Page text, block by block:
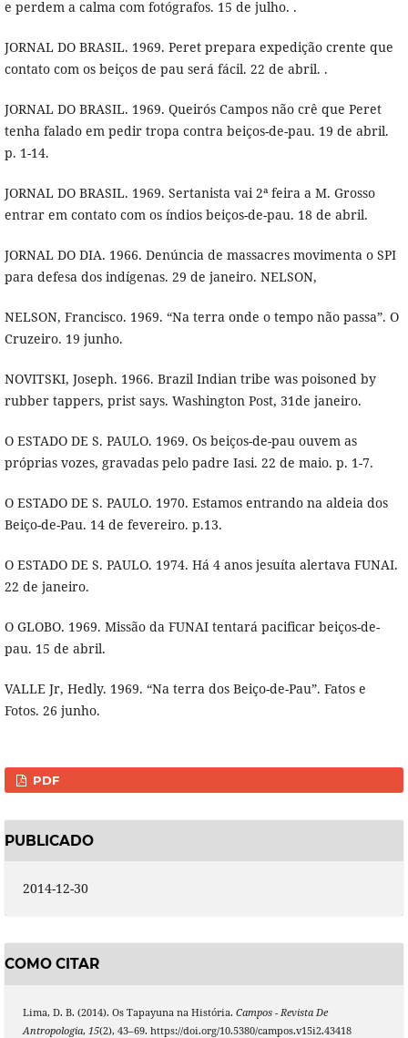
e perdem a calma com fotógrafos. 15 de julho. .
JORNAL DO BRASIL. 1969. Peret prepara expedição crente que
contato com os beiços de pau será fácil. 22 de abril. .
JORNAL DO BRASIL. 1969. Queirós Campos não crê que Peret
tenha falado em pedir tropa contra beiços-de-pau. 19 de abril.
p. 1-14.
JORNAL DO BRASIL. 1969. Sertanista vai 2ª feira a M. Grosso
entrar em contato com os índios beiços-de-pau. 18 de abril.
JORNAL DO DIA. 1966. Denúncia de massacres movimenta o SPI
para defesa dos indígenas. 29 de janeiro. NELSON,
NELSON, Francisco. 1969. “Na terra onde o tempo não passa”. O
Cruzeiro. 19 junho.
NOVITSKI, Joseph. 1966. Brazil Indian tribe was poisoned by
rubber tappers, prist says. Washington Post, 31de janeiro.
O ESTADO DE S. PAULO. 1969. Os beiços-de-pau ouvem as
próprias vozes, gravadas pelo padre Iasi. 22 de maio. p. 1-7.
O ESTADO DE S. PAULO. 1970. Estamos entrando na aldeia dos
Beiço-de-Pau. 14 de fevereiro. p.13.
O ESTADO DE S. PAULO. 1974. Há 4 anos jesuíta alertava FUNAI.
22 de janeiro.
O GLOBO. 1969. Missão da FUNAI tentará pacificar beiços-de-
pau. 15 de abril.
VALLE Jr, Hedly. 1969. “Na terra dos Beiço-de-Pau”. Fatos e
Fotos. 26 junho.
PDF
PUBLICADO
2014-12-30
COMO CITAR
Lima, D. B. (2014). Os Tapayuna na História. Campos - Revista De
Antropologia, 15(2), 43–69. https://doi.org/10.5380/campos.v15i2.43418